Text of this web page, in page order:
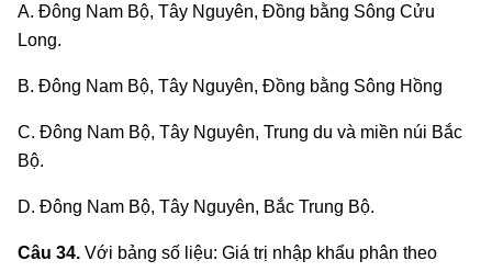
A. Đông Nam Bộ, Tây Nguyên, Đồng bằng Sông Cửu
Long.
B. Đông Nam Bộ, Tây Nguyên, Đồng bằng Sông Hồng
C. Đông Nam Bộ, Tây Nguyên, Trung du và miền núi Bắc
Bộ.
D. Đông Nam Bộ, Tây Nguyên, Bắc Trung Bộ.
Câu 34. Với bảng số liệu: Giá trị nhập khẩu phân theo